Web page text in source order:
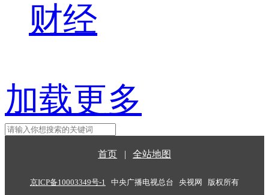
财经
加载更多
首页 | 全站地图
京ICP备10003349号-1 中央广播电视总台 央视网 版权所有